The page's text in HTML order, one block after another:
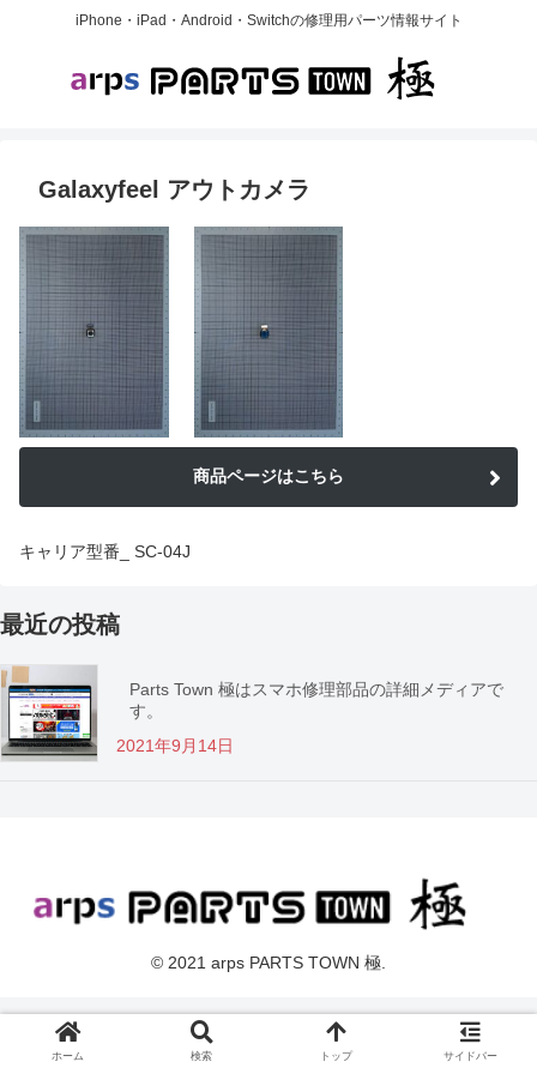
iPhone・iPad・Android・Switchの修理用パーツ情報サイト
Galaxyfeel アウトカメラ
商品ページはこちら
キャリア型番_ SC-04J
最近の投稿
Parts Town 極はスマホ修理部品の詳細メディアで
す。
2021年9月14日
© 2021 arps PARTS TOWN 極.
ホーム 検索 トップ サイドバー